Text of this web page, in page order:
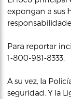
expongan a sus
Para reportar
1-800-981-8333.
A su vez, la
seguridad. Y la